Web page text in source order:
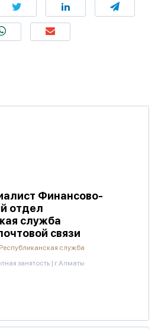
Финансово-
отдел
служба
связи
служба
занятость | г.Алматы